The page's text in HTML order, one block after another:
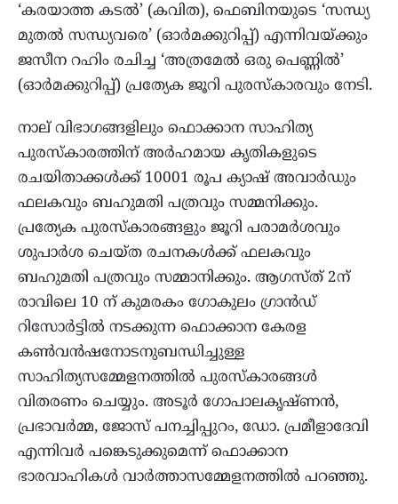
‘കരയാത്ത കടൽ’ (കവിത), ഫെബിനയുടെ ‘സന്ധ്യ
മുതൽ സന്ധ്യവരെ’ (ഓർമക്കുറിപ്പ്) എന്നിവയ്ക്കും
ജസീന റഹിം രചിച്ച ‘അത്രമേൽ ഒരു പെണ്ണിൽ’
(ഓർമക്കുറിപ്പ്) പ്രത്യേക ജൂറി പുരസ്‌കാരവും നേടി.
നാല് വിഭാഗങ്ങളിലും ഫൊക്കാന സാഹിത്യ
പുരസ്‌കാരത്തിന് അർഹമായ കൃതികളുടെ
രചയിതാക്കൾക്ക് 10001 രൂപ ക്യാഷ് അവാർഡും
ഫലകവും ബഹുമതി പത്രവും സമ്മനിക്കും.
പ്രത്യേക പുരസ്‌കാരങ്ങളും ജൂറി പരാമർശവും
ശുപാർശ ചെയ്ത രചനകൾക്ക് ഫലകവും
ബഹുമതി പത്രവും സമ്മാനിക്കും. ആഗസ്ത് 2ന്
രാവിലെ 10 ന് കുമരകം ഗോകുലം ഗ്രാൻഡ്
റിസോർട്ടിൽ നടക്കുന്ന ഫൊക്കാന കേരള
കൺവൻഷനോടനുബന്ധിച്ചുള്ള
സാഹിത്യസമ്മേളനത്തിൽ പുരസ്‌കാരങ്ങൾ
വിതരണം ചെയ്യും. അടൂർ ഗോപാലകൃഷ്ണൻ,
പ്രഭാവർമ്മ, ജോസ് പനച്ചിപ്പുറം, ഡോ. പ്രമീളാദേവി
എന്നിവർ പങ്കെടുക്കുമെന്ന് ഫൊക്കാന
ഭാരവാഹികൾ വാർത്താസമ്മേളനത്തിൽ പറഞ്ഞു.